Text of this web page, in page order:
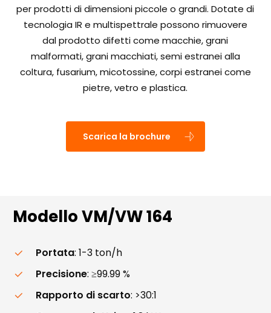
per prodotti di dimensioni piccole o grandi. Dotate di
tecnologia IR e multispettrale possono rimuovere
dal prodotto difetti come macchie, grani
malformati, grani macchiati, semi estranei alla
coltura, fusarium, micotossine, corpi estranei come
pietre, vetro e plastica.
Scarica la brochure
Modello VM/VW164
Portata: 1-3 ton/h
Precisione: ≥99.99 %
Rapporto di scarto: >30:1